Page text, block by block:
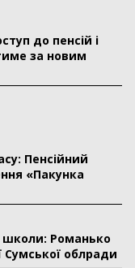
до пенсій і
за новим
Пенсійний
«Пакунка
школи: Романько
Сумської облради